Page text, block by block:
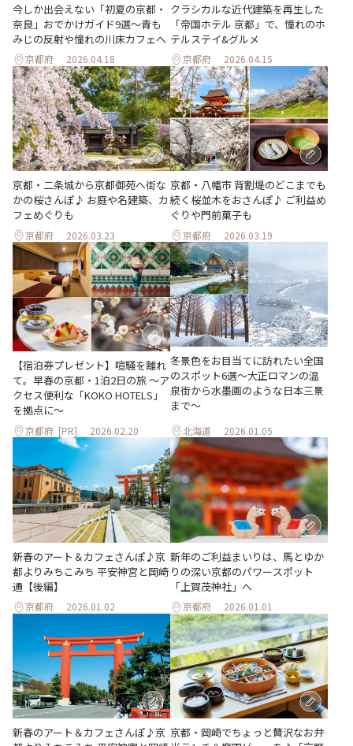
今しか出会えない「初夏の京都・
奈良」おでかけガイド9選～青も
みじの反射や憧れの川床カフェへ
京都府 2026.04.18
クラシカルな近代建築を再生した
「帝国ホテル 京都」で、憧れのホ
テルステイ&グルメ
京都府 2026.04.15
京都・二条城から京都御苑へ街な
かの桜さんぽ♪ お庭や名建築、カ
フェめぐりも
京都府 2026.03.23
京都・八幡市 背割堤のどこまでも
続く桜並木をおさんぽ♪ ご利益め
ぐりや門前菓子も
京都府 2026.03.19
【宿泊券プレゼント】喧騒を離れ
て。早春の京都・1泊2日の旅 ～ア
クセス便利な「KOKO HOTELS」
を拠点に～
京都府 [PR] 2026.02.20
冬景色をお目当てに訪れたい全国
のスポット6選〜大正ロマンの温
泉街から水墨画のような日本三景
まで〜
北海道 2026.01.05
新春のアート＆カフェさんぽ♪京
都よりみちこみち 平安神宮と岡崎
通【後編】
京都府 2026.01.02
新年のご利益まいりは、馬とゆか
りの深い京都のパワースポット
「上賀茂神社」へ
京都府 2026.01.01
新春のアート＆カフェさんぽ♪京 京都・岡崎でちょっと贅沢なお弁